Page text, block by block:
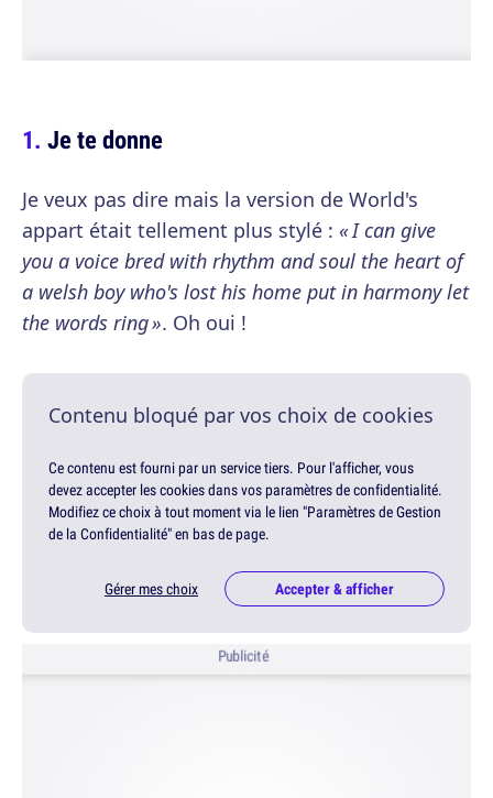
Je te donne
Je veux pas dire mais la version de World's
appart était tellement plus stylé : « I can give
you a voice bred with rhythm and soul the heart of
a welsh boy who's lost his home put in harmony let
the words ring ». Oh oui !
Contenu bloqué par vos choix de cookies
Ce contenu est fourni par un service tiers. Pour l'afficher, vous
devez accepter les cookies dans vos paramètres de confidentialité.
Modifiez ce choix à tout moment via le lien "Paramètres de Gestion
de la Confidentialité" en bas de page.
Gérer mes choix Accepter & afficher
Publicité